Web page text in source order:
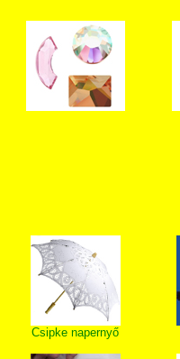
Csipke napernyő